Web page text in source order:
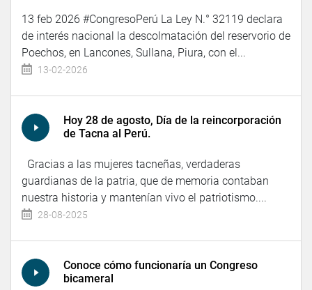
13 feb 2026 #CongresoPerú La Ley N.° 32119 declara
de interés nacional la descolmatación del reservorio de
Poechos, en Lancones, Sullana, Piura, con el...
13-02-2026
Hoy 28 de agosto, Día de la reincorporación
de Tacna al Perú.
Gracias a las mujeres tacneñas, verdaderas
guardianas de la patria, que de memoria contaban
nuestra historia y mantenían vivo el patriotismo....
28-08-2025
Conoce cómo funcionaría un Congreso
bicameral